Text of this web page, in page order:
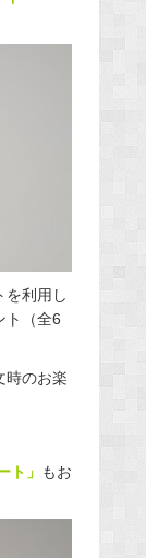
を利用し
ト（全6
時のお楽
ト」 もお